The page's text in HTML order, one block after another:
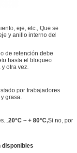
eje, etc., Que se
y anillo interno del
de retención debe
hasta el bloqueo
otra vez.
por trabajadores
grasa.
20°C ~ + 80°C,Si no, por
disponibles